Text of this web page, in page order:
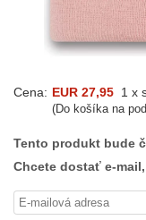
Cena: EUR 27,95 1 x
(Do košíka na
Tento produkt bude
Chcete dostať e-